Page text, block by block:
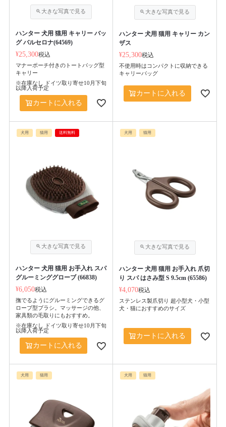
ハンター 犬用 猫用 キャリー バッ
グ バルセロナ(64569)
¥25,300税込
マナーポーチ付きのトートバッグ型
キャリー
※在庫なし ドイツ取り寄せ10月下旬
以降入荷予定
カートに入れる
ハンター 犬用 猫用 キャリー カン
ザス
¥25,300税込
不使用時はコンパクトに収納できる
キャリーバッグ
カートに入れる
犬用 猫用 送料無料
ハンター 犬用 猫用 お手入れ スパ
グルーミンググローブ (66838)
¥6,050税込
撫でるようにグルーミングできるグ
ローブ型ブラシ。マッサージの他、
家具類の毛取りにもおすすめ。
※在庫なし ドイツ取り寄せ10月下旬
以降入荷予定
カートに入れる
犬用 猫用
ハンター 犬用 猫用 お手入れ 爪切
り スパ はさみ型 S 9.5cm (65586)
¥4,070税込
ステンレス製爪切り 超小型犬・小型
犬・猫におすすめのサイズ
カートに入れる
犬用 猫用 犬用 猫用